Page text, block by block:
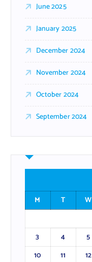
June 2025
January 2025
December 2024
November 2024
October 2024
September 2024
M
T W
3
4 5
10
11 12